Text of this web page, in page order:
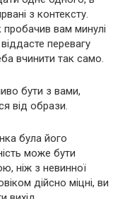
з контексту.
вам минулі
перевагу
вчинити так само.
бути з вами,
від образи.
була його
може бути
ніж з невинної
дійсно міцні, ви